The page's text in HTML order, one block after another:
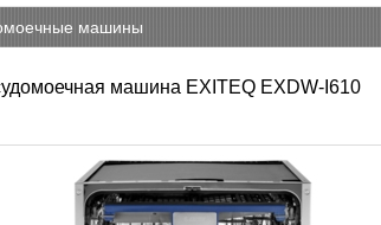
машины
машина EXITEQ EXDW-I610